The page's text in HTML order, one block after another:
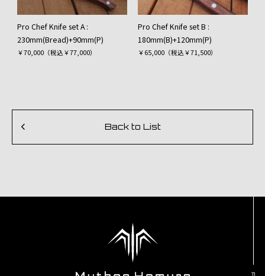
Pro Chef Knife set A :
230mm(Bread)+90mm(P)
￥70,000（税込￥77,000）
Pro Chef Knife set B :
180mm(B)+120mm(P)
￥65,000（税込￥71,500）
Back to List